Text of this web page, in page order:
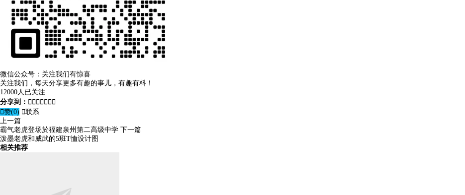
微信公众号：关注我们有惊喜
关注我们，每天分享更多有趣的事儿，有趣有料！
12000人已关注
分享到：       
赞(0) 联系
上一篇
霸气老虎登场於福建泉州第二高级中学 下一篇
泼墨老虎和威武的5班T恤设计图
相关推荐